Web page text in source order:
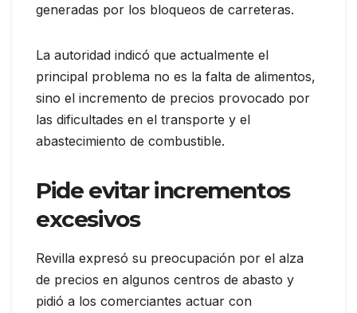
generadas por los bloqueos de carreteras.
La autoridad indicó que actualmente el
principal problema no es la falta de alimentos,
sino el incremento de precios provocado por
las dificultades en el transporte y el
abastecimiento de combustible.
Pide evitar incrementos
excesivos
Revilla expresó su preocupación por el alza
de precios en algunos centros de abasto y
pidió a los comerciantes actuar con